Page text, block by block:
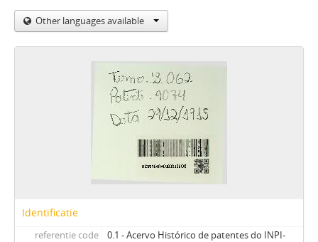
Other languages available
Identificatie
referentie code
0.1 - Acervo Histórico de patentes do INPI-